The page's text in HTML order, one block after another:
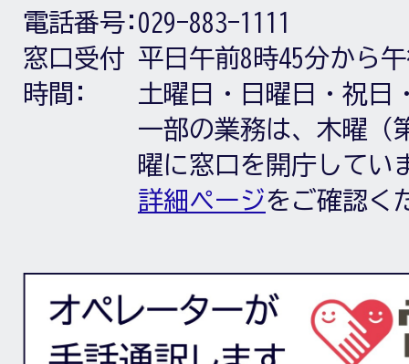
電話番号: 029-883-1111
窓口受付
時間:
平日午前8時45分から
土曜日・日曜日・祝日
一部の業務は、木曜（
曜に窓口を開庁してい
詳細ページをご確認く